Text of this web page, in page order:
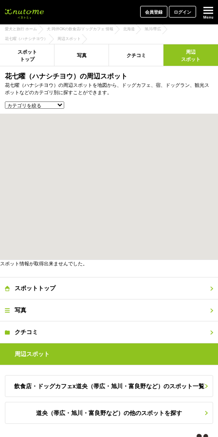
会員登録 ログイン
愛犬と旅行 ホーム 犬 同伴OKの飲食店/ドッグカフェ 情報 北海道 旭川/帯広
花七曜（ハナシチヨウ） 周辺スポット
スポット
トップ
写真 クチコミ
周辺
スポット
花七曜（ハナシチヨウ）の周辺スポット
花七曜（ハナシチヨウ）の周辺スポットを地図から、ドッグカフェ、宿、ドッグラン、観光ス
ポットなどのカテゴリ別に探すことができます。
スポット情報が取得出来ませんでした。
スポット トップ
写真
クチコミ
周辺スポット
飲食店・ドッグカフェx道央（帯広・旭川・富良野など）のスポット一覧
道央（帯広・旭川・富良野など）の他のスポットを探す